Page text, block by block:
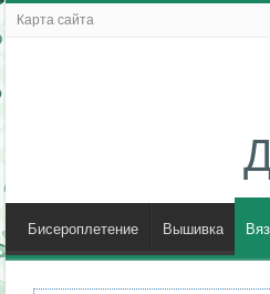
Карта сайта
Бисероплетение Вышивка